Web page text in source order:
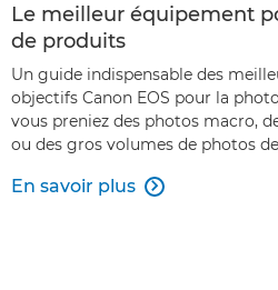
Le meilleur équipement
de produits
Un guide indispensable des
objectifs Canon EOS pour la
vous preniez des photos macro,
ou des gros volumes de photos
En savoir plus 